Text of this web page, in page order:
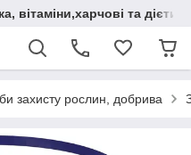
вітаміни,харчові та
захисту рослин, добрива